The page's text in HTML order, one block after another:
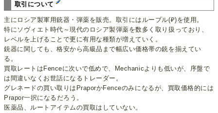
取引について
主にロシア製軍用銃器・弾薬を販売。取引にはルーブル(₽)を使用。
特にソヴィエト時代～現代のロシア製弾薬を数多く取り扱っており、
レベルを上げることで更に有用な種類が増えていく。
銃器に関しても、格安から高級品まで幅広い価格帯の銃を揃えてい
る。
買取レートはFenceに次いで低めで、Mechanicよりも低いが、序盤で
は間違いなくお世話になるトレーダー。
グレネードの買い取りはPraporかFenceのみになるが、買取価格的には
Prapor一択になるだろう。
医薬品、ルートアイテムの買取はしていない。